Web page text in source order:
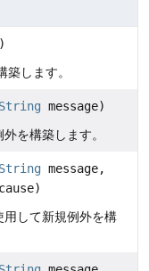
築します。
String message)
を構築します。
String message,
して新規例外を構